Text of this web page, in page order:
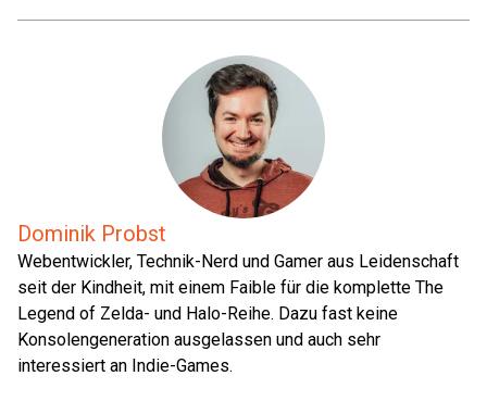
Dominik Probst
Webentwickler, Technik-Nerd und Gamer aus Leidenschaft
seit der Kindheit, mit einem Faible für die komplette The
Legend of Zelda- und Halo-Reihe. Dazu fast keine
Konsolengeneration ausgelassen und auch sehr
interessiert an Indie-Games.